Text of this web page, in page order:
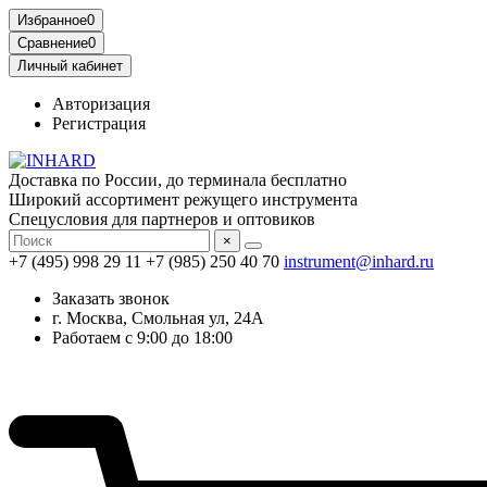
Избранное0
Сравнение0
Личный кабинет
Авторизация
Регистрация
Доставка по России, до терминала бесплатно
Широкий ассортимент режущего инструмента
Спецусловия для партнеров и оптовиков
×
+7 (495) 998 29 11 +7 (985) 250 40 70 instrument@inhard.ru
Заказать звонок
г. Москва, Смольная ул, 24А
Работаем с 9:00 до 18:00